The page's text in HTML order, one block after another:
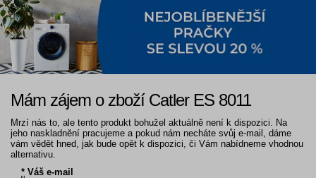
Mám zájem o zboží Catler ES 8011
Mrzí nás to, ale tento produkt bohužel aktuálně není k dispozici. Na
jeho naskladnění pracujeme a pokud nám necháte svůj e-mail, dáme
vám vědět hned, jak bude opět k dispozici, či Vám nabídneme vhodnou
alternativu.
* Váš e-mail